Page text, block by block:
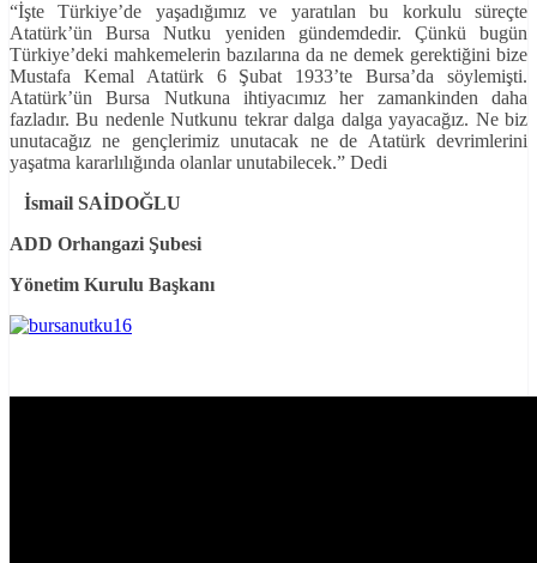
“İşte Türkiye’de yaşadığımız ve yaratılan bu korkulu süreçte
Atatürk’ün Bursa Nutku yeniden gündemdedir. Çünkü bugün
Türkiye’deki mahkemelerin bazılarına da ne demek gerektiğini bize
Mustafa Kemal Atatürk 6 Şubat 1933’te Bursa’da söylemişti.
Atatürk’ün Bursa Nutkuna ihtiyacımız her zamankinden daha
fazladır. Bu nedenle Nutkunu tekrar dalga dalga yayacağız. Ne biz
unutacağız ne gençlerimiz unutacak ne de Atatürk devrimlerini
yaşatma kararlılığında olanlar unutabilecek.” Dedi
İsmail SAİDOĞLU
ADD Orhangazi Şubesi
Yönetim Kurulu Başkanı